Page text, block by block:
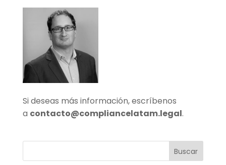
Si deseas más información, escríbenos
a contacto@compliancelatam.legal.
Buscar